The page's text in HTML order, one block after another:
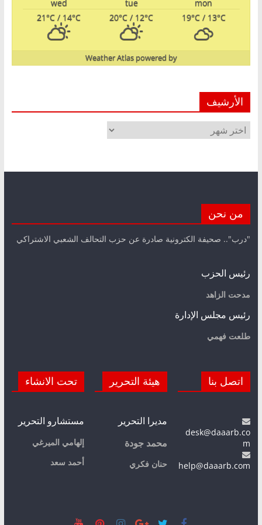
mon
tue
wed
19°C/ 13°C
20°C / 12°C
21°C / 14°C
powered by
Weather Atlas
الأرشيف
الأرشيف
من نحن
"درب".. صحيفة الكترونية صادرة عن حزب التحالف الشعبي الاشتراكي
رئيس الحزب
مدحت الزاهد
رئيس مجلس الإدارة
طلعت فهمي
اتصل بنا
desk@daaarb.co
m
help@daaarb.com
هيئة التحرير
مديرا التحرير
محمد جودة
حنان فكري
تحت الانشاء
مستشارو التحرير
إلهامي الميرغي
أحمد سعد